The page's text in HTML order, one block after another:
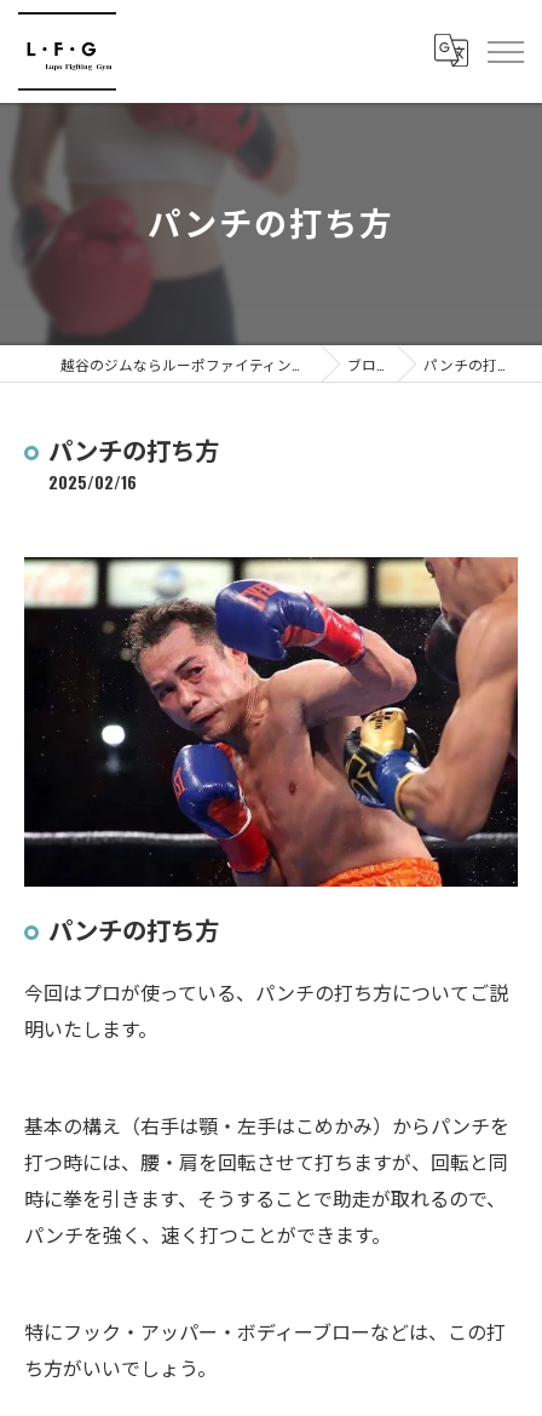
パンチの打ち方
ブログ パンチの打ち方
パンチの打ち方
2025/02/16
パンチの打ち方
今回はプロが使っている、パンチの打ち方についてご説
明いたします。
基本の構え（右手は顎・左手はこめかみ）からパンチを
打つ時には、腰・肩を回転させて打ちますが、回転と同
時に拳を引きます、そうすることで助走が取れるので、
パンチを強く、速く打つことができます。
特にフック・アッパー・ボディーブローなどは、この打
ち方がいいでしょう。